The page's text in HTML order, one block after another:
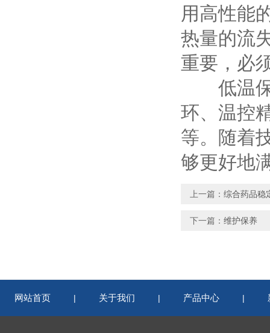
用高性能
热量的流
重要，必
低温保
环、温控
等。随着
够更好地
上一篇： 综合药品稳
下一篇： 维护保养
网站首页 | 关于我们 | 产品中心 |